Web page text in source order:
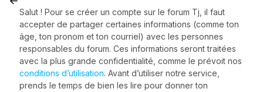
Salut ! Pour se créer un compte sur le forum Tj, il faut
accepter de partager certaines informations (comme ton
âge, ton pronom et ton courriel) avec les personnes
responsables du forum. Ces informations seront traitées
avec la plus grande confidentialité, comme le prévoit nos
conditions d’utilisation. Avant d’utiliser notre service,
prends le temps de bien les lire pour donner ton